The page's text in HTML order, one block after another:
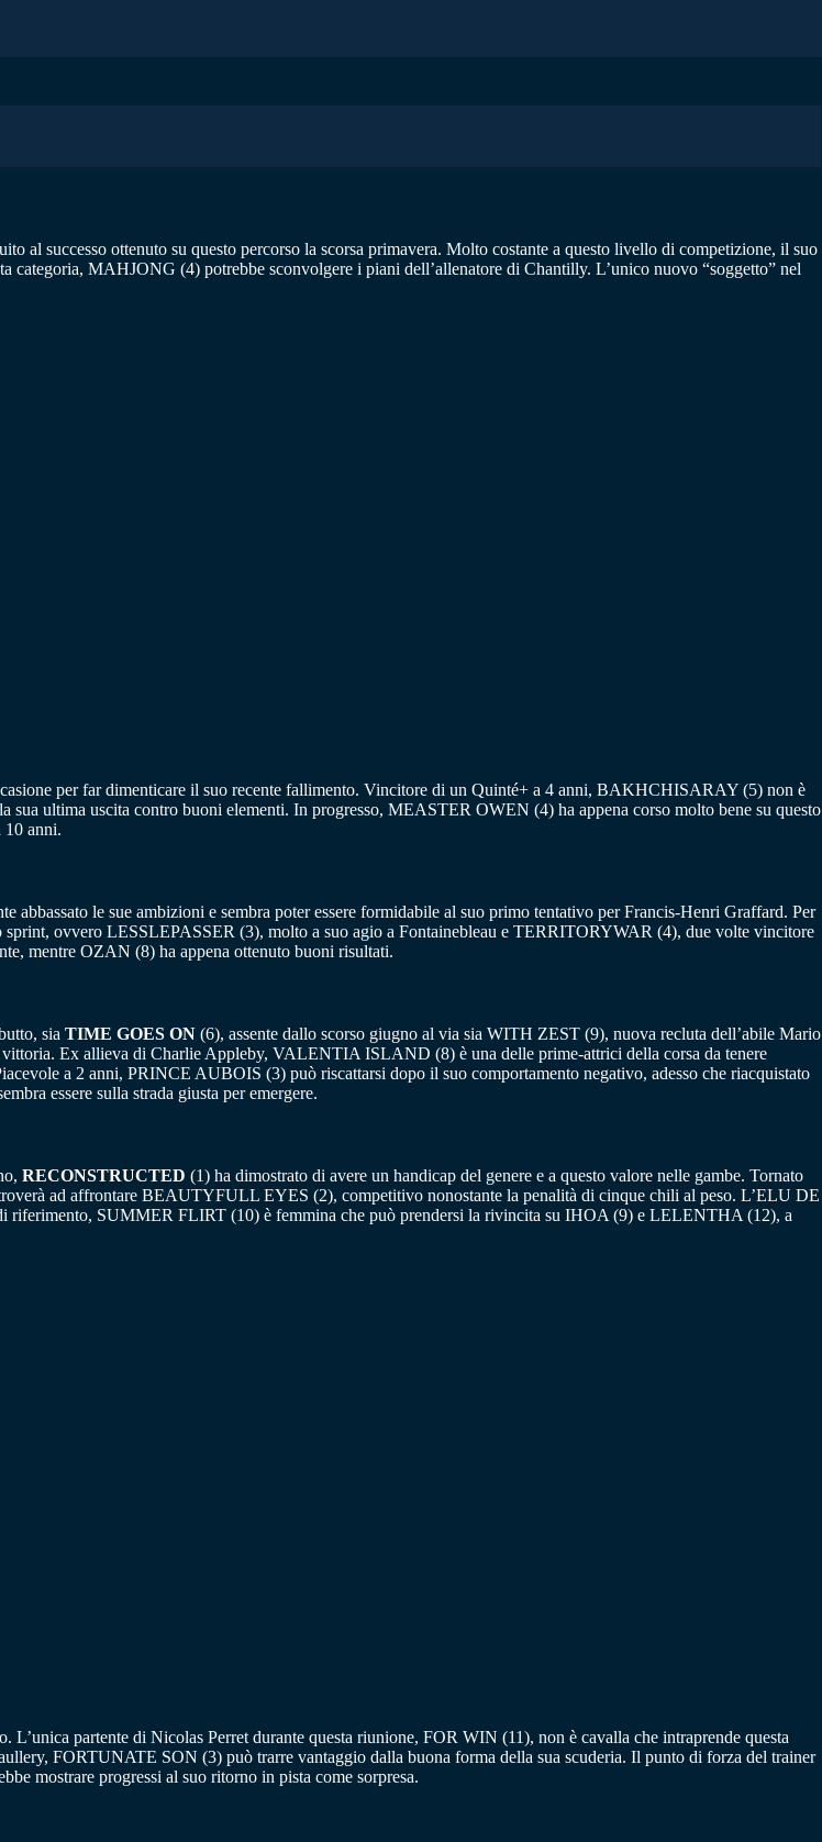
al successo ottenuto su questo percorso la scorsa primavera. Molto costante a questo livello di competizione, il suo
MAHJONG (4) potrebbe sconvolgere i piani dell’allenatore di Chantilly. L’unico nuovo “soggetto” nel
per far dimenticare il suo recente fallimento. Vincitore di un Quinté+ a 4 anni, BAKHCHISARAY (5) non è
sua ultima uscita contro buoni elementi. In progresso, MEASTER OWEN (4) ha appena corso molto bene su questo
anni.
abbassato le sue ambizioni e sembra poter essere formidabile al suo primo tentativo per Francis-Henri Graffard. Per
ovvero LESSLEPASSER (3), molto a suo agio a Fontainebleau e TERRITORYWAR (4), due volte vincitore
mentre OZAN (8) ha appena ottenuto buoni risultati.
sia TIME GOES ON (6), assente dallo scorso giugno al via sia WITH ZEST (9), nuova recluta dell’abile Mario
vittoria. Ex allieva di Charlie Appleby, VALENTIA ISLAND (8) è una delle prime-attrici della corsa da tenere
a 2 anni, PRINCE AUBOIS (3) può riscattarsi dopo il suo comportamento negativo, adesso che riacquistato
essere sulla strada giusta per emergere.
RECONSTRUCTED (1) ha dimostrato di avere un handicap del genere e a questo valore nelle gambe. Tornato
ad affrontare BEAUTYFULL EYES (2), competitivo nonostante la penalità di cinque chili al peso. L’ELU DE
riferimento, SUMMER FLIRT (10) è femmina che può prendersi la rivincita su IHOA (9) e LELENTHA (12), a
L’unica partente di Nicolas Perret durante questa riunione, FOR WIN (11), non è cavalla che intraprende questa
FORTUNATE SON (3) può trarre vantaggio dalla buona forma della sua scuderia. Il punto di forza del trainer
mostrare progressi al suo ritorno in pista come sorpresa.